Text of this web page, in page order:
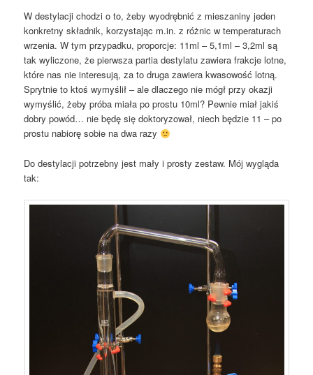
W destylacji chodzi o to, żeby wyodrębnić z mieszaniny jeden
konkretny składnik, korzystając m.in. z różnic w temperaturach
wrzenia. W tym przypadku, proporcje: 11ml – 5,1ml – 3,2ml są
tak wyliczone, że pierwsza partia destylatu zawiera frakcje lotne,
które nas nie interesują, za to druga zawiera kwasowość lotną.
Sprytnie to ktoś wymyślił – ale dlaczego nie mógł przy okazji
wymyślić, żeby próba miała po prostu 10ml? Pewnie miał jakiś
dobry powód… nie będę się doktoryzował, niech będzie 11 – po
prostu nabiorę sobie na dwa razy
Do destylacji potrzebny jest mały i prosty zestaw. Mój wygląda
tak: